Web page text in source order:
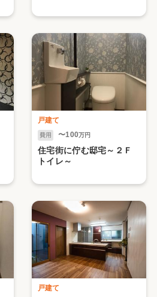
戸建て
費用 〜100万円
住宅街に佇む邸宅～２Ｆ
トイレ～
戸建て